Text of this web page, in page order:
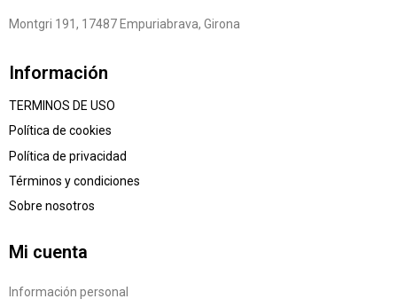
Montgri 191, 17487 Empuriabrava, Girona
Información
TERMINOS DE USO
Política de cookies
Política de privacidad
Términos y condiciones
Sobre nosotros
Mi cuenta
Información personal